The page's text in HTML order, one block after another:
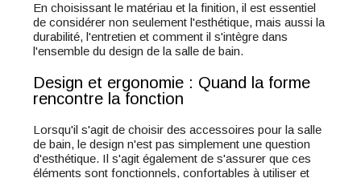
En choisissant le matériau et la finition, il est essentiel
de considérer non seulement l'esthétique, mais aussi la
durabilité, l'entretien et comment il s'intègre dans
l'ensemble du design de la salle de bain.
Design et ergonomie : Quand la forme
rencontre la fonction
Lorsqu'il s'agit de choisir des accessoires pour la salle
de bain, le design n'est pas simplement une question
d'esthétique. Il s'agit également de s'assurer que ces
éléments sont fonctionnels, confortables à utiliser et